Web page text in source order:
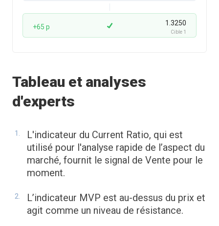
+65 p 1.3250
Cible 1
Tableau et analyses
d'experts
L'indicateur du Current Ratio, qui est
utilisé pour l'analyse rapide de l’aspect du
marché, fournit le signal de Vente pour le
moment.
L’indicateur MVP est au-dessus du prix et
agit comme un niveau de résistance.